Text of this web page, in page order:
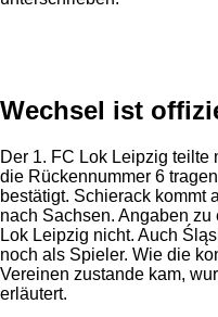
Wechsel ist
Der 1. FC Lok Leipzig teilte
die Rückennummer 6
bestätigt. Schierack kommt
nach Sachsen. Angaben
Lok Leipzig nicht. Auch
noch als Spieler. Wie die
Vereinen zustande kam,
erläutert.